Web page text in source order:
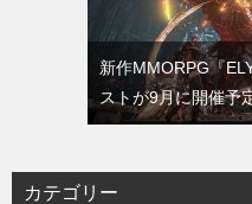
新作MMORPG『
ストが9月に開催予
カテゴリー